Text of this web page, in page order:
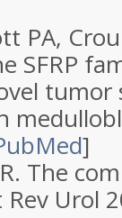
PA,
SFRP
tumor
]
The
Rev Urol